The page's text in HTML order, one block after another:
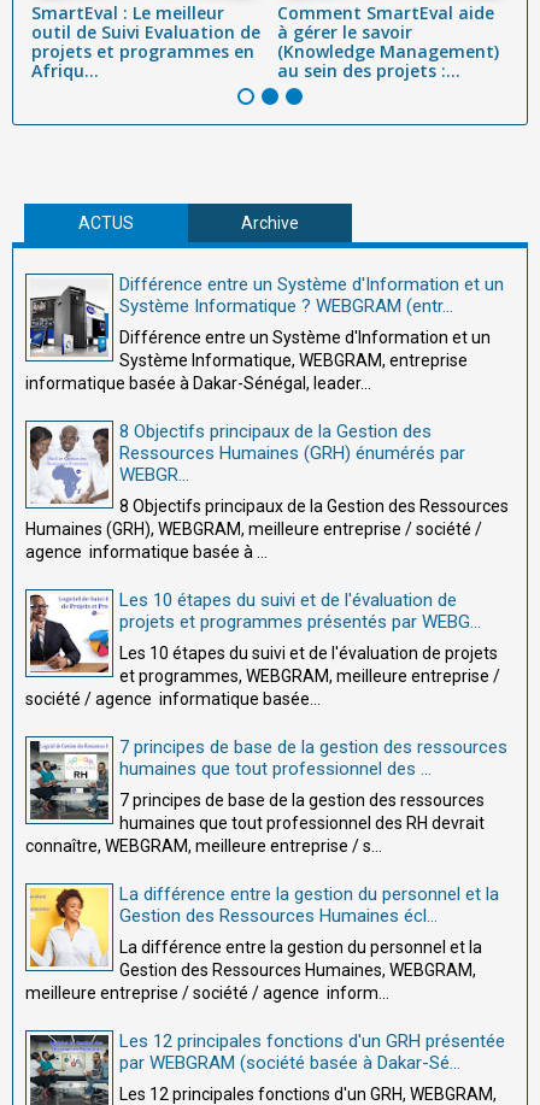
SmartEval : Le meilleur
outil de Suivi Evaluation de
projets et programmes en
Afriqu...
Comment SmartEval aide
à gérer le savoir
(Knowledge Management)
au sein des projets :...
ACTUS Archive
Différence entre un Système d'Information et un
Système Informatique ? WEBGRAM (entr...
Différence entre un Système d'Information et un
Système Informatique, WEBGRAM, entreprise
informatique basée à Dakar-Sénégal, leader...
8 Objectifs principaux de la Gestion des
Ressources Humaines (GRH) énumérés par
WEBGR...
8 Objectifs principaux de la Gestion des Ressources
Humaines (GRH), WEBGRAM, meilleure entreprise / société /
agence informatique basée à ...
Les 10 étapes du suivi et de l'évaluation de
projets et programmes présentés par WEBG...
Les 10 étapes du suivi et de l'évaluation de projets
et programmes, WEBGRAM, meilleure entreprise /
société / agence informatique basée...
7 principes de base de la gestion des ressources
humaines que tout professionnel des ...
7 principes de base de la gestion des ressources
humaines que tout professionnel des RH devrait
connaître, WEBGRAM, meilleure entreprise / s...
La différence entre la gestion du personnel et la
Gestion des Ressources Humaines écl...
La différence entre la gestion du personnel et la
Gestion des Ressources Humaines, WEBGRAM,
meilleure entreprise / société / agence inform...
Les 12 principales fonctions d'un GRH présentée
par WEBGRAM (société basée à Dakar-Sé...
Les 12 principales fonctions d'un GRH, WEBGRAM,